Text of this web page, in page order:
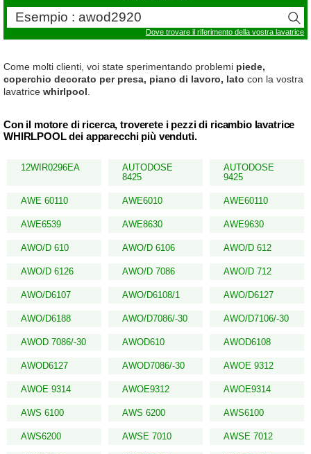
Dove trovare il riferimento della vostra lavatrice
Come molti clienti, voi state sperimentando problemi piede,
coperchio decorato per presa, piano di lavoro, lato con la vostra
lavatrice whirlpool
Con il motore di ricerca, troverete i pezzi di ricambio lavatrice
WHIRLPOOL dei apparecchi più venduti.
12WIR0296EA
AUTODOSE
8425
AUTODOSE
9425
AWE 60110 AWE6010 AWE60110
AWE6539 AWE8630 AWE9630
AWO/D 610 AWO/D 6106 AWO/D 612
AWO/D 6126 AWO/D 7086 AWO/D 712
AWO/D6107 AWO/D6108/1 AWO/D6127
AWO/D6188 AWO/D7086/-30 AWO/D7106/-30
AWOD 7086/-30 AWOD610 AWOD6108
AWOD6127 AWOD7086/-30 AWOE 9312
AWOE 9314 AWOE9312 AWOE9314
AWS 6100 AWS 6200 AWS6100
AWS6200 AWSE 7010 AWSE 7012